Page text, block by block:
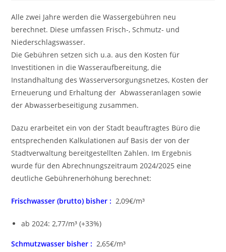
Alle zwei Jahre werden die Wassergebühren neu
berechnet. Diese umfassen Frisch-, Schmutz- und
Niederschlagswasser.
Die Gebühren setzen sich u.a. aus den Kosten für
Investitionen in die Wasseraufbereitung, die
Instandhaltung des Wasserversorgungsnetzes, Kosten der
Erneuerung und Erhaltung der Abwasseranlagen sowie
der Abwasserbeseitigung zusammen.
Dazu erarbeitet ein von der Stadt beauftragtes Büro die
entsprechenden Kalkulationen auf Basis der von der
Stadtverwaltung bereitgestellten Zahlen. Im Ergebnis
wurde für den Abrechnungszeitraum 2024/2025 eine
deutliche Gebührenerhöhung berechnet:
Frischwasser (brutto) bisher : 2,09€/m³
ab 2024: 2,77/m³ (+33%)
Schmutzwasser bisher : 2,65€/m³